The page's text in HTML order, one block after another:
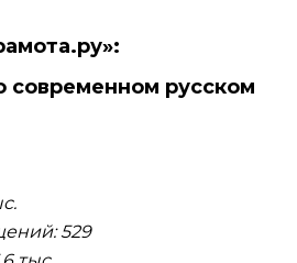
современном русском
529